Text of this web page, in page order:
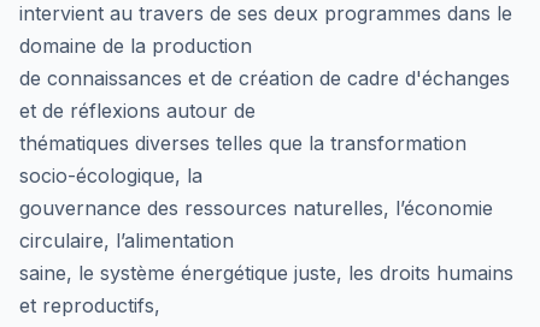
intervient au travers de ses deux programmes dans le
domaine de la production
de connaissances et de création de cadre d'échanges
et de réflexions autour de
thématiques diverses telles que la transformation
socio-écologique, la
gouvernance des ressources naturelles, l’économie
circulaire, l’alimentation
saine, le système énergétique juste, les droits humains
et reproductifs,